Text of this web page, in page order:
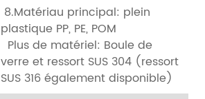
8.Matériau principal: plein
plastique PP, PE, POM
Plus de matériel: Boule de
verre et ressort SUS 304 (ressort
SUS 316 également disponible)